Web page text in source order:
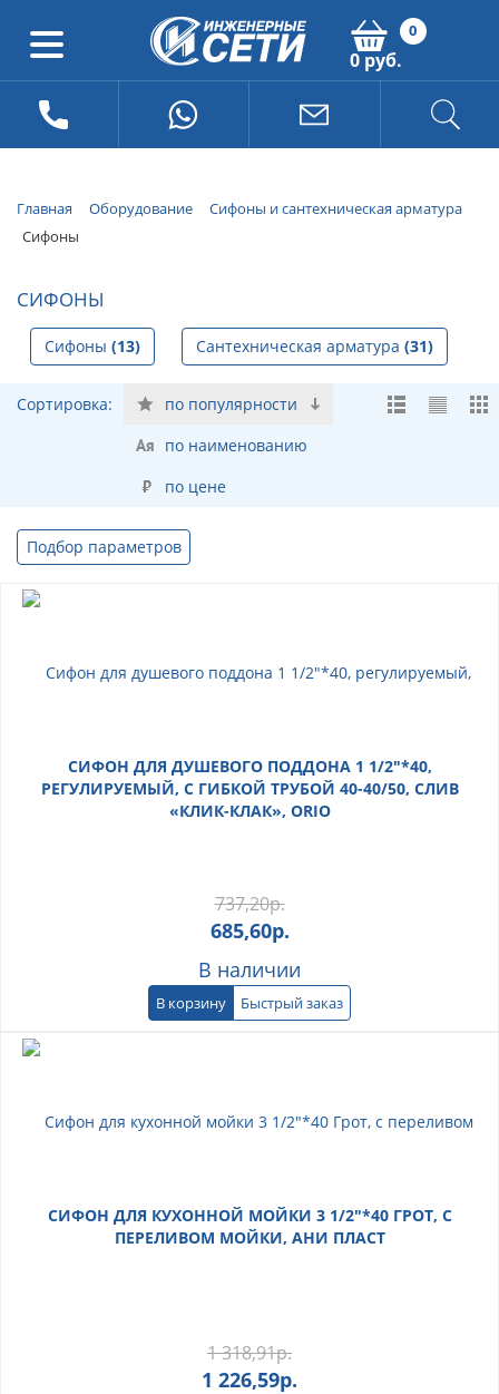
0
0 руб.
Главная Оборудование
Сифоны и сантехническая арматура
Сифоны
СИФОНЫ
Сифоны (13) Сантехническая арматура (31)
Сортировка:
по популярности
по наименованию
по цене
Подбор параметров
СИФОН ДЛЯ ДУШЕВОГО ПОДДОНА 1 1/2"*40,
РЕГУЛИРУЕМЫЙ, С ГИБКОЙ ТРУБОЙ 40-40/50, СЛИВ
«КЛИК-КЛАК», ORIO
737,20р.
685,60р.
В наличии
В корзину Быстрый заказ
СИФОН ДЛЯ КУХОННОЙ МОЙКИ 3 1/2"*40 ГРОТ, С
ПЕРЕЛИВОМ МОЙКИ, АНИ ПЛАСТ
1 318,91р.
1 226,59р.